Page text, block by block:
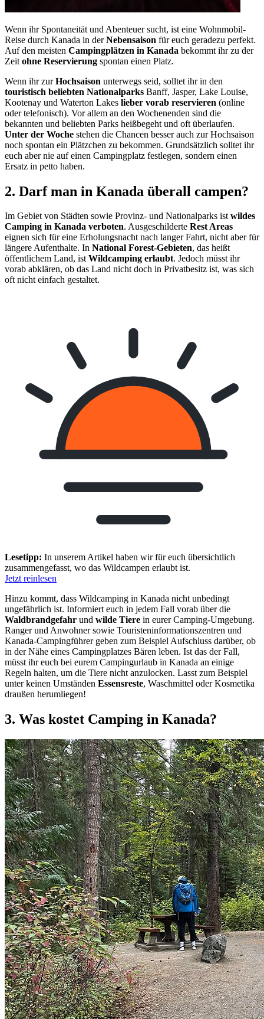
Wenn ihr Spontaneität und Abenteuer sucht, ist eine Wohnmobil-
Reise durch Kanada in derNebensaison für euch geradezu perfekt.
Auf den meisten Campingplätzen in Kanada bekommt ihr zu der
Zeit ohne Reservierung spontan einen Platz.
Wenn ihr zurHochsaison unterwegs seid, solltet ihr in den
touristisch beliebten Nationalparks Banff, Jasper, Lake Louise,
Kootenay und Waterton Lakes lieber vorab reservieren (online
oder telefonisch). Vor allem an den Wochenenden sind die
bekannten und beliebten Parks heißbegeht und oft überlaufen.
Unter der Woche stehen die Chancen besser auch zur Hochsaison
noch spontan ein Plätzchen zu bekommen. Grundsätzlich solltet ihr
euch aber nie auf einen Campingplatz festlegen, sondern einen
Ersatz in petto haben.
2. Darf man in Kanada überall campen?
Im Gebiet von Städten sowie Provinz- und Nationalparks istwildes
Camping in Kanada verboten. Ausgeschilderte Rest Areas
eignen sich für eine Erholungsnacht nach langer Fahrt, nicht aber für
längere Aufenthalte. In National Forest-Gebieten, das heißt
öffentlichem Land, istWildcamping erlaubt. Jedoch müsst ihr
vorab abklären, ob das Land nicht doch in Privatbesitz ist, was sich
oft nicht einfach gestaltet.
Lesetipp: In unserem Artikel haben wir für euch übersichtlich
zusammengefasst, wo das Wildcampen erlaubt ist.
Jetzt reinlesen
Hinzu kommt, dass Wildcamping in Kanada nicht unbedingt
ungefährlich ist. Informiert euch in jedem Fall vorab über die
Waldbrandgefahr und wilde Tiere in eurer Camping-Umgebung.
Ranger und Anwohner sowie Touristeninformationszentren und
Kanada-Campingführer geben zum Beispiel Aufschluss darüber, ob
in der Nähe eines Campingplatzes Bären leben. Ist das der Fall,
müsst ihr euch bei eurem Campingurlaub in Kanada an einige
Regeln halten, um die Tiere nicht anzulocken. Lasst zum Beispiel
unter keinen Umständen Essensreste, Waschmittel oder Kosmetika
draußen herumliegen!
3. Was kostet Camping in Kanada?